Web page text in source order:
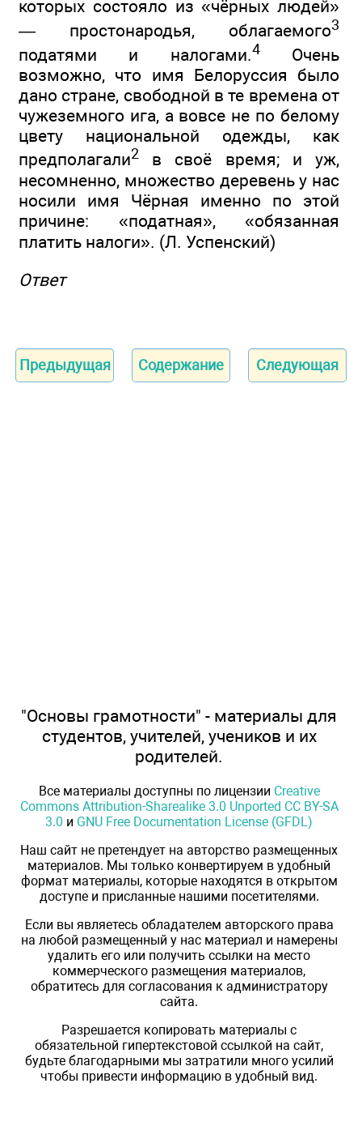
которых состояло из «чёрных людей»
— простонародья, облагаемого3
податями и налогами.4Очень
возможно, что имя Белоруссия было
дано стране, свободной в те времена от
чужеземного ига, а вовсе не по белому
цвету национальной одежды, как
предполагали2
в своё время; и уж,
несомненно, множество деревень у нас
носили имя Чёрная именно по этой
причине: «податная», «обязанная
платить налоги». (Л. Успенский)
Ответ
Предыдущая Содержание Следующая
"Основы грамотности" - материалы для
студентов, учителей, учеников и их
родителей.
Все материалы доступны по лицензии Creative
Commons Attribution-Sharealike 3.0 Unported CC BY-SA
3.0 и GNU Free Documentation License (GFDL)
Наш сайт не претендует на авторство размещенных
материалов. Мы только конвертируем в удобный
формат материалы, которые находятся в открытом
доступе и присланные нашими посетителями.
Если вы являетесь обладателем авторского права
на любой размещенный у нас материал и намерены
удалить его или получить ссылки на место
коммерческого размещения материалов,
обратитесь для согласования к администратору
сайта.
Разрешается копировать материалы с
обязательной гипертекстовой ссылкой на сайт,
будьте благодарными мы затратили много усилий
чтобы привести информацию в удобный вид.